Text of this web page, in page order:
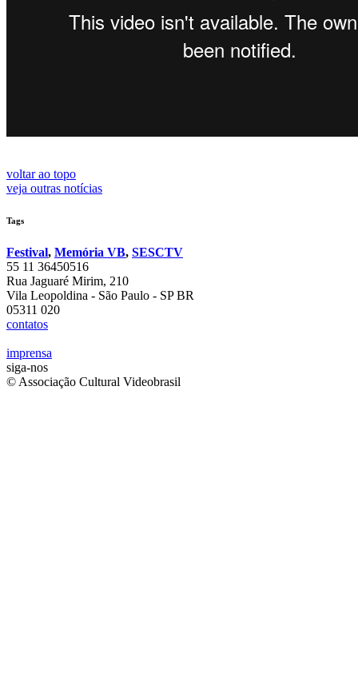
voltar ao topo
veja outras notícias
Tags
Festival, Memória VB, SESCTV
55 11 36450516
Rua Jaguaré Mirim, 210
Vila Leopoldina - São Paulo - SP BR
05311 020
contatos
imprensa
siga-nos
© Associação Cultural Videobrasil